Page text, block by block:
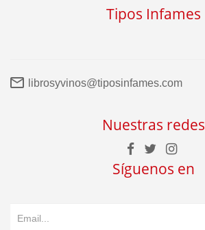
Tipos Infames
librosyvinos@tiposinfames.com
Nuestras redes
Síguenos en